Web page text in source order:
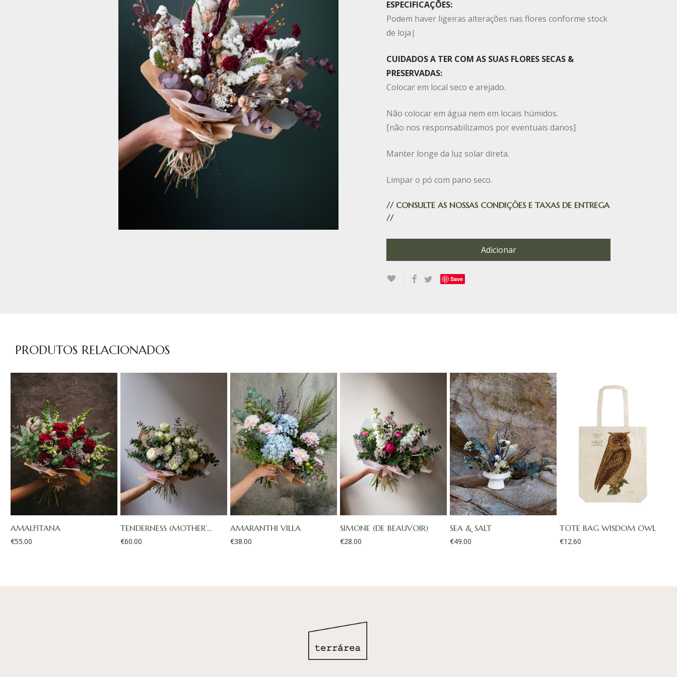
ESPECIFICAÇÕES:
Podem haver ligeiras alterações nas flores conforme stock
de loja|
CUIDADOS A TER COM AS SUAS FLORES SECAS &
PRESERVADAS:
Colocar em local seco e arejado.
Não colocar em água nem em locais húmidos.
[não nos responsabilizamos por eventuais danos]
Manter longe da luz solar direta.
Limpar o pó com pano seco.
// CONSULTE AS NOSSAS CONDIÇÕES E TAXAS DE ENTREGA
//
Adicionar
Save
PRODUTOS RELACIONADOS
AMALFITANA
€55.00
TENDERNESS (MOTHER’...
€60.00
AMARANTHI VILLA
€38.00
SIMONE (DE BEAUVOIR)
€28.00
SEA & SALT
€49.00
TOTE BAG WISDOM OWL
€12.60